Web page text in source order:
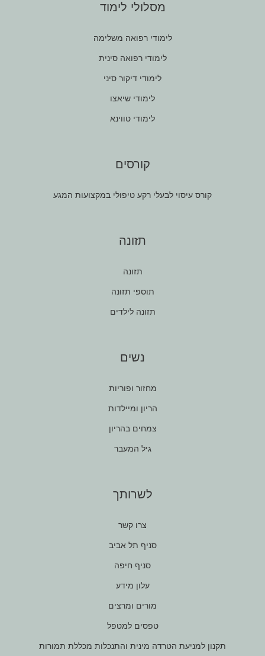
מסלולי לימוד
לימודי רפואה משלימה
לימודי רפואה סינית
לימודי דיקור סיני
לימודי שיאצו
לימודי טווינא
קורסים
קורס עיסוי לבעלי רקע טיפולי במקצועות המגע
תזונה
תזונה
תוספי תזונה
תזונה לילדים
נשים
מחזור ופוריות
הריון ומיילדות
צמחים בהריון
גיל המעבר
לשרותך
צרו קשר
סניף תל אביב
סניף חיפה
עלון מידע
מורים ומרצים
טפסים למטפל
תקנון למניעת הטרדה מינית והתנכלות מכללת תמורות